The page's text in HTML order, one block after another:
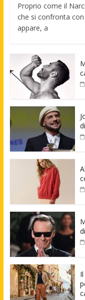
Proprio come il
che si confronta con
appare, a